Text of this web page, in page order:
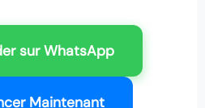
sur WhatsApp
Maintenant